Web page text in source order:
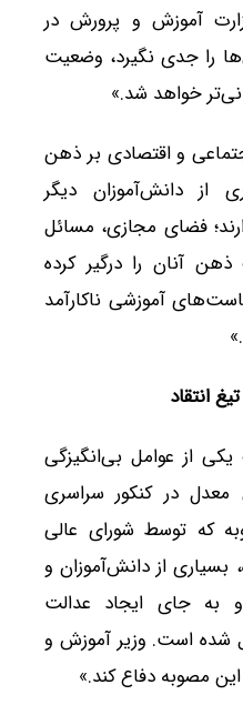
آموزش و پرورش در
را جدی نگیرد، وضعیت
خواهد شد.»
و اقتصادی بر ذهن
از دانش‌آموزان دیگر
فضای مجازی، مسائل
آنان را درگیر کرده
آموزشی ناکارآمد
انتقاد
از عوامل بی‌انگیزگی
معدل در کنکور سراسری
که توسط شورای عالی
از دانش‌آموزان و
و به جای ایجاد عدالت
شده است. وزیر آموزش و
مصوبه دفاع کند.»